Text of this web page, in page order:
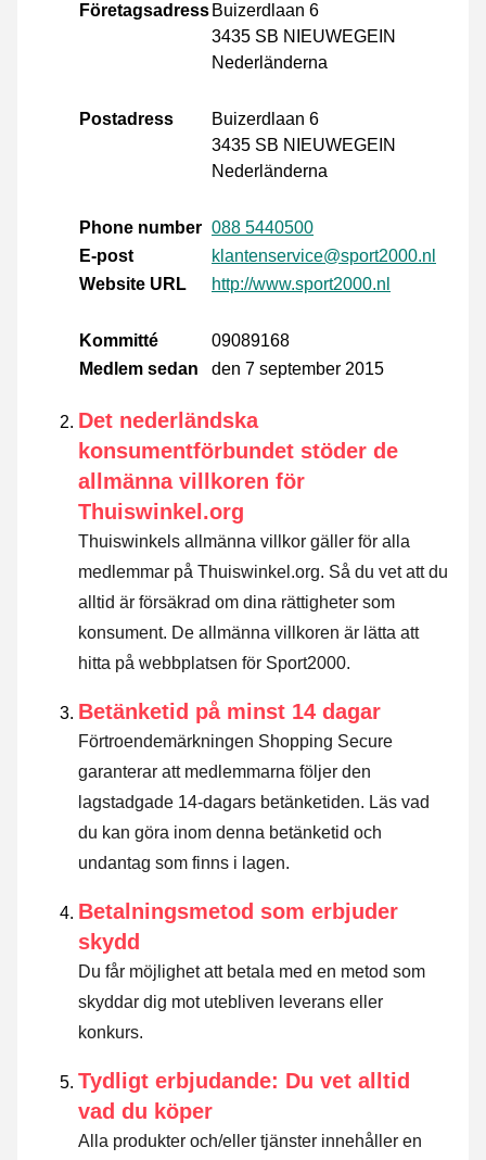
Företagsadress Buizerdlaan 6
3435 SB NIEUWEGEIN
Nederländerna
Postadress
Buizerdlaan 6
3435 SB NIEUWEGEIN
Nederländerna
Phone number 088 5440500
E-post
klantenservice@sport2000.nl
Website URL
http://www.sport2000.nl
Kommitté
09089168
Medlem sedan
den 7 september 2015
Det nederländska
konsumentförbundet stöder de
allmänna villkoren för
Thuiswinkel.org
Thuiswinkels allmänna villkor gäller för alla
medlemmar på Thuiswinkel.org. Så du vet att du
alltid är försäkrad om dina rättigheter som
konsument. De allmänna villkoren är lätta att
hitta på webbplatsen för Sport2000.
Betänketid på minst 14 dagar
Förtroendemärkningen Shopping Secure
garanterar att medlemmarna följer den
lagstadgade 14-dagars betänketiden. Läs vad
du kan göra inom denna betänketid och
undantag som finns i lagen.
Betalningsmetod som erbjuder
skydd
Du får möjlighet att betala med en metod som
skyddar dig mot utebliven leverans eller
konkurs.
Tydligt erbjudande: Du vet alltid
vad du köper
Alla produkter och/eller tjänster innehåller en